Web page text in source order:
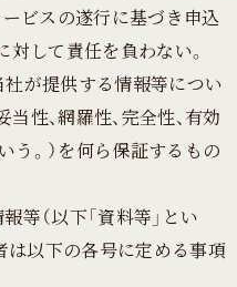
ビスの遂行に基づき申込
して責任を負わない。
が提供する情報等につい
当性、網羅性、完全性、有効
う。）を何ら保証するもの
等（以下「資料等」とい
は以下の各号に定める事項